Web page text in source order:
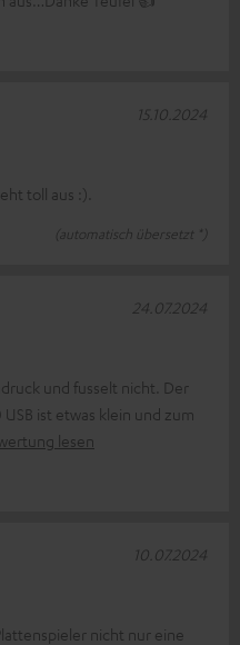
toll aus :).
(automatisch übersetzt *)
15.10.2024
und fusselt nicht. Der
ist etwas klein und zum
lesen
24.07.2024
nicht nur eine
10.07.2024